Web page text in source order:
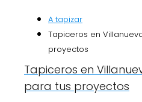
A tapizar
Tapiceros en
proyectos
Tapiceros en
para tus proyectos